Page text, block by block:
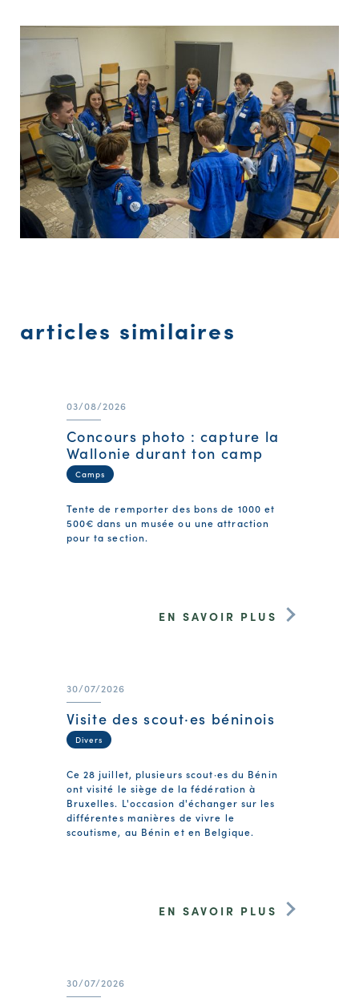
articles similaires
03/08/2026
Concours photo : capture la
Wallonie durant ton camp
Camps
Tente de remporter des bons de 1000 et
500€ dans un musée ou une attraction
pour ta section.
EN SAVOIR PLUS
30/07/2026
Visite des scout·es béninois
Divers
Ce 28 juillet, plusieurs scout·es du Bénin
ont visité le siège de la fédération à
Bruxelles. L'occasion d'échanger sur les
différentes manières de vivre le
scoutisme, au Bénin et en Belgique.
EN SAVOIR PLUS
30/07/2026